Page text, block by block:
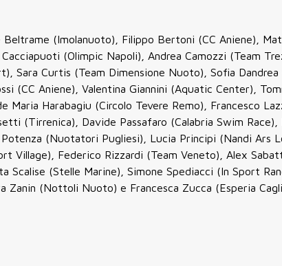
(Imolanuoto), Filippo Bertoni (CC Aniene),
(Olimpic Napoli), Andrea Camozzi (Team
Sara Curtis (Team Dimensione Nuoto), Sofia
(CC Aniene), Valentina Giannini (Aquatic Center),
Harabagiu (Circolo Tevere Remo), Francesco
(Tirrenica), Davide Passafaro (Calabria Swim
(Nuotatori Pugliesi), Lucia Principi (Nandi Ars
Village), Federico Rizzardi (Team Veneto), Alex
(Stelle Marine), Simone Spediacci (In Sport
Zanin (Nottoli Nuoto) e Francesca Zucca (Esperia